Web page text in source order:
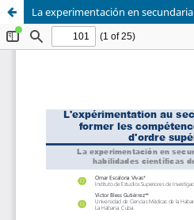
La experimentación en secundaria